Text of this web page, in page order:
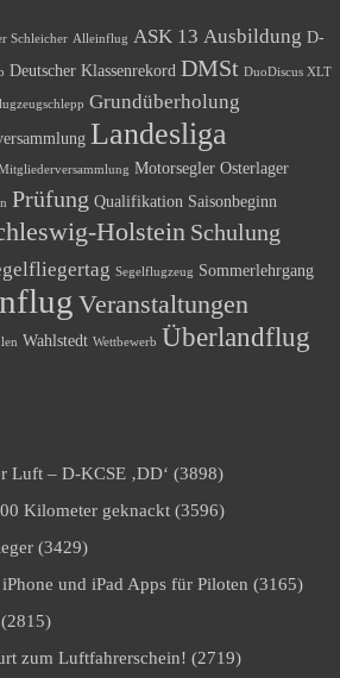
Schleicher Alleinflug ASK 13 Ausbildung D-
Deutscher Klassenrekord DMSt DuoDiscus XLT
Grundüberholung
Landesliga
Motorsegler Osterlager
Prüfung Qualifikation Saisonbeginn
Holstein Schulung
Segelflugzeug Sommerlehrgang
Veranstaltungen
Wahlstedt Wettbewerb Überlandflug
Luft – D-KCSE ‚DD‘ (3898)
Kilometer geknackt (3596)
(3429)
und iPad Apps für Piloten (3165)
zum Luftfahrerschein! (2719)